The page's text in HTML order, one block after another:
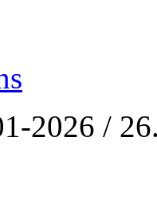
2026 /